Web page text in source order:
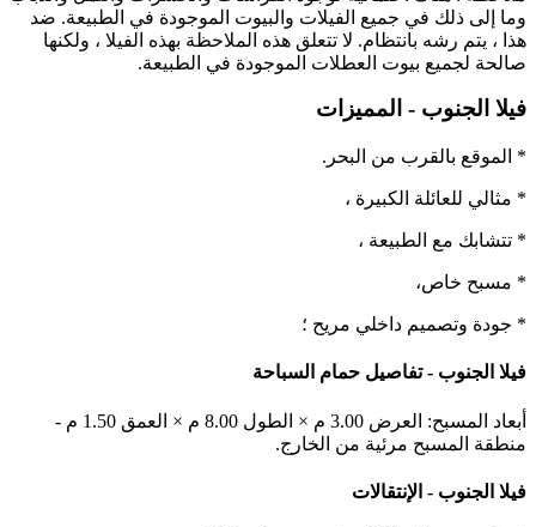
وما إلى ذلك في جميع الفيلات والبيوت الموجودة في الطبيعة. ضد
هذا ، يتم رشه بانتظام. لا تتعلق هذه الملاحظة بهذه الفيلا ، ولكنها
صالحة لجميع بيوت العطلات الموجودة في الطبيعة.
فيلا الجنوب - المميزات
* الموقع بالقرب من البحر.
* مثالي للعائلة الكبيرة ،
* تتشابك مع الطبيعة ،
* مسبح خاص،
* جودة وتصميم داخلي مريح ؛
فيلا الجنوب - تفاصيل حمام السباحة
أبعاد المسبح: العرض 3.00 م × الطول 8.00 م × العمق 1.50 م -
منطقة المسبح مرئية من الخارج.
فيلا الجنوب - الإنتقالات